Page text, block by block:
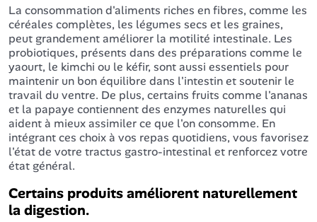
La consommation d'aliments riches en fibres, comme les
céréales complètes, les légumes secs et les graines,
peut grandement améliorer la motilité intestinale. Les
probiotiques, présents dans des préparations comme le
yaourt, le kimchi ou le kéfir, sont aussi essentiels pour
maintenir un bon équilibre dans l'intestin et soutenir le
travail du ventre. De plus, certains fruits comme l'ananas
et la papaye contiennent des enzymes naturelles qui
aident à mieux assimiler ce que l'on consomme. En
intégrant ces choix à vos repas quotidiens, vous favorisez
l'état de votre tractus gastro-intestinal et renforcez votre
état général.
Certains produits améliorent naturellement
la digestion.